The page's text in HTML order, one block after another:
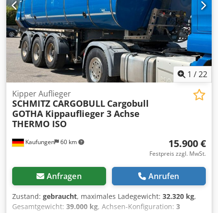
sprechen: Deutsch, English, Spanish, Polnisch, Ukrainisch,
Russisch, Bulgarisch. ----.
1 /22
Kaufungen 60 km
Kipper Auflieger
SCHMITZ CARGOBULL Cargobull
GOTHA Kippauflieger 3 Achse
THERMO ISO
15.900 €
Festpreis zzgl. MwSt.
Anfragen Anrufen
Zustand: gebraucht, maximales Ladegewicht: 32.320 kg,
Gesamtgewicht: 39.000 kg, Achsen-Konfiguration: 3